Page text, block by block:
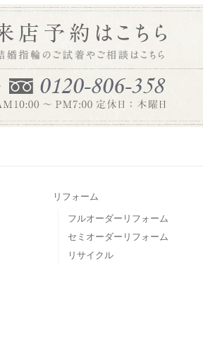
式
しま
リフォーム
フルオーダーリフォーム
セミオーダーリフォーム
リサイクル